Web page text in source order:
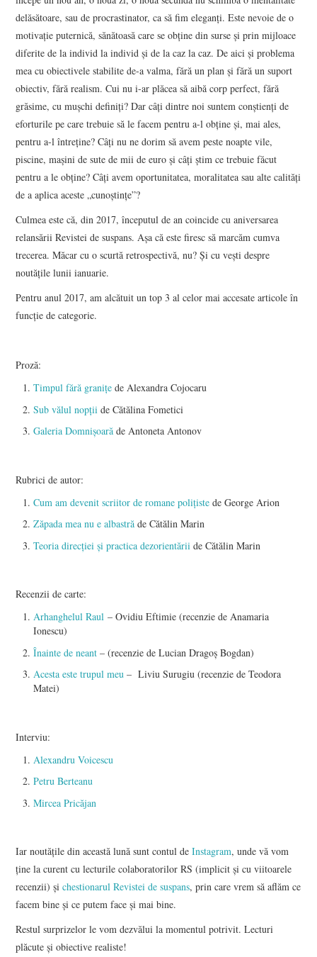
delăsătoare, sau de procrastinator, ca să fim eleganți. Este nevoie de o
motivație puternică, sănătoasă care se obține din surse și prin mijloace
diferite de la individ la individ și de la caz la caz. De aici și problema
mea cu obiectivele stabilite de-a valma, fără un plan și fără un suport
obiectiv, fără realism. Cui nu i-ar plăcea să aibă corp perfect, fără
grăsime, cu mușchi definiți? Dar câți dintre noi suntem conștienți de
eforturile pe care trebuie să le facem pentru a-l obține și, mai ales,
pentru a-l întreține? Câți nu ne dorim să avem peste noapte vile,
piscine, mașini de sute de mii de euro și câți știm ce trebuie făcut
pentru a le obține? Câți avem oportunitatea, moralitatea sau alte calități
de a aplica aceste „cunoștințe”?
Culmea este că, din 2017, începutul de an coincide cu aniversarea
relansării Revistei de suspans. Așa că este firesc să marcăm cumva
trecerea. Măcar cu o scurtă retrospectivă, nu? Și cu vești despre
noutățile lunii ianuarie.
Pentru anul 2017, am alcătuit un top 3 al celor mai accesate articole în
funcție de categorie.
Proză:
Timpul fără granițe de Alexandra Cojocaru
Sub vălul nopțiide Cătălina Fometici
Galeria Domnișoară de Antoneta Antonov
Rubrici de autor:
Cum am devenit scriitor de romane polițiste de George Arion
Zăpada mea nu e albastră de Cătălin Marin
Teoria direcţiei şi practica dezorientării de Cătălin Marin
Recenzii de carte:
Arhanghelul Raul – Ovidiu Eftimie (recenzie de Anamaria
Ionescu)
Înainte de neant – (recenzie de Lucian Dragoș Bogdan)
Acesta este trupul meu – Liviu Surugiu (recenzie de Teodora
Matei)
Interviu:
Alexandru Voicescu
Petru Berteanu
Mircea Pricăjan
Iar noutățile din această lună sunt contul deInstagram, unde vă vom
ține la curent cu lecturile colaboratorilor RS (implicit și cu viitoarele
recenzii) șichestionarul Revistei de suspans, prin care vrem să aflăm ce
facem bine și ce putem face și mai bine.
Restul surprizelor le vom dezvălui la momentul potrivit. Lecturi
plăcute și obiective realiste!